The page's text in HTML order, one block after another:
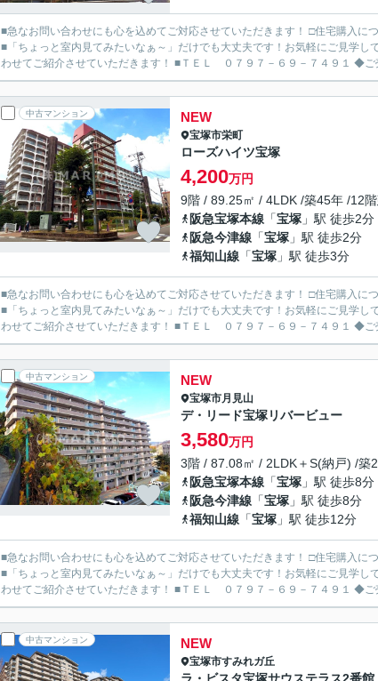
■急なお問い合わせにも心を込めてご対応させていただきます！ □住宅購入に
■「ちょっと室内見てみたいなぁ～」だけでも大丈夫です！お気軽にご見学
わせてご紹
中古マンション NEW
宝塚市栄町
ローズハイツ宝塚
4,200万円
9階 / 89.25㎡ / 4LDK /築45年 /12
阪急宝塚本線 「宝塚 」駅 徒歩2分
阪急今津線 「宝塚 」駅 徒歩2分
福知山線 「宝塚 」駅 徒歩3分
■急なお問い合わせにも心を込めてご対応させていただきます！ □住宅購入に
■「ちょっと室内見てみたいなぁ～」だけでも大丈夫です！お気軽にご見学
わせてご紹
中古マンション NEW
宝塚市月見山
デ・リード宝塚リバービュー
3,580万円
3階 / 87.08㎡ / 2LDK＋S(納戸) /築
阪急宝塚本線 「宝塚 」駅 徒歩8分
阪急今津線 「宝塚 」駅 徒歩8分
福知山線 「宝塚 」駅 徒歩12分
■急なお問い合わせにも心を込めてご対応させていただきます！ □住宅購入に
■「ちょっと室内見てみたいなぁ～」だけでも大丈夫です！お気軽にご見学
わせてご紹
中古マンション NEW
宝塚市すみれガ丘